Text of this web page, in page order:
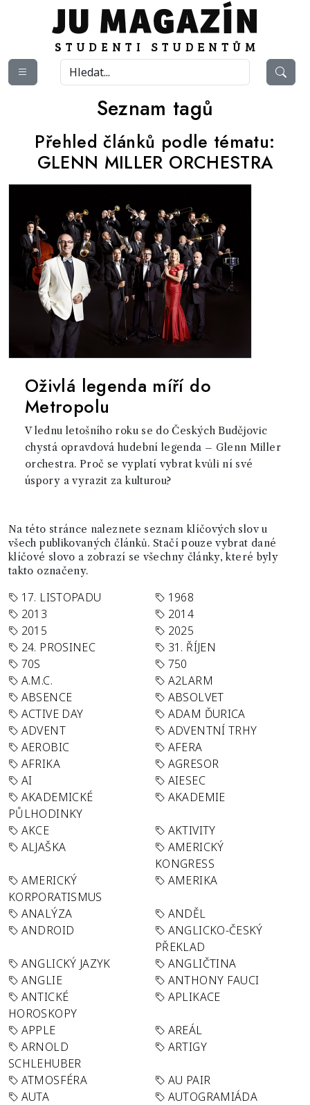
Seznam tagů
Přehled článků podle tématu:
GLENN MILLER ORCHESTRA
Oživlá legenda míří do
Metropolu
V lednu letošního roku se do Českých Budějovic
chystá opravdová hudební legenda – Glenn Miller
orchestra. Proč se vyplatí vybrat kvůli ní své
úspory a vyrazit za kulturou?
Na této stránce naleznete seznam klíčových slov u
všech publikovaných článků. Stačí pouze vybrat dané
klíčové slovo a zobrazí se všechny články, které byly
takto označeny.
17. LISTOPADU
1968
2013
2014
2015
2025
24. PROSINEC
31. ŘÍJEN
70S
750
A.M.C.
A2LARM
ABSENCE
ABSOLVET
ACTIVE DAY
ADAM ĎURICA
ADVENT
ADVENTNÍ TRHY
AEROBIC
AFERA
AFRIKA
AGRESOR
AI
AIESEC
AKADEMICKÉ
PŮLHODINKY
AKADEMIE
AKCE
AKTIVITY
ALJAŠKA
AMERICKÝ
KONGRESS
AMERICKÝ
KORPORATISMUS
AMERIKA
ANALÝZA
ANDĚL
ANDROID
ANGLICKO-ČESKÝ
PŘEKLAD
ANGLICKÝ JAZYK
ANGLIČTINA
ANGLIE
ANTHONY FAUCI
ANTICKÉ
HOROSKOPY
APLIKACE
APPLE
AREÁL
ARNOLD
SCHLEHUBER
ARTIGY
ATMOSFÉRA
AU PAIR
AUTA
AUTOGRAMIÁDA